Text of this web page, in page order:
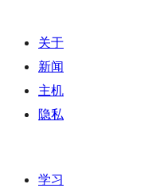
关于
新闻
主机
隐私
学习